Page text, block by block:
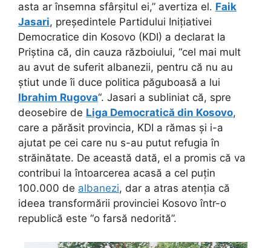
asta ar însemna sfârșitul ei,” avertiza el. Faik
Jasari, președintele Partidului Inițiativei
Democratice din Kosovo (KDI) a declarat la
Priștina că, din cauza războiului, “cel mai mult
au avut de suferit albanezii, pentru că nu au
știut unde îi duce politica păguboasă a lui
Ibrahim Rugova“. Jasari a subliniat că, spre
deosebire de Liga Democratică din Kosovo,
care a părăsit provincia, KDI a rămas și i-a
ajutat pe cei care nu s-au putut refugia în
străinătate. De această dată, el a promis că va
contribui la întoarcerea acasă a cel puțin
100.000 de albanezi, dar a atras atenția că
ideea transformării provinciei Kosovo într-o
republică este “o farsă nedorită”.